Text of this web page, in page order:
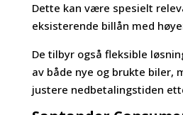
Dette kan være spesielt
eksisterende billån med
De tilbyr også fleksible
av både nye og brukte biler,
justere nedbetalingstiden